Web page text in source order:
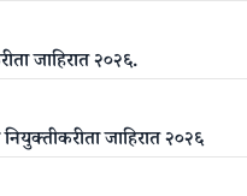
जाहिरात २०२६.
जाहिरात २०२६